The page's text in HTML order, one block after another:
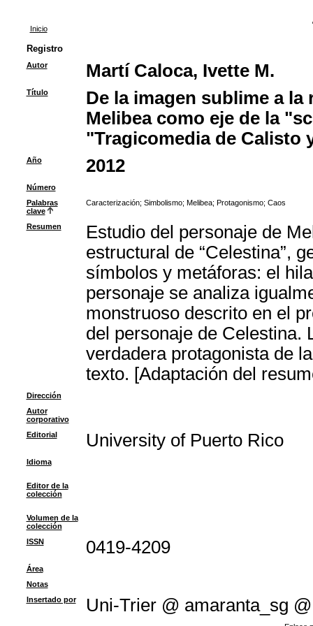
Inicio
Registro
Autor Martí Caloca, Ivette M.
Título
De la imagen sublime a
Melibea como eje de la
"Tragicomedia de Calisto
Año 2012
Número
Palabras
clave
Caracterización; Simbolismo; Melibea; Protagonismo; Caos
Resumen
Estudio del personaje de
estructural de “Celestina”,
símbolos y metáforas: el
personaje se analiza
monstruoso descrito en el
del personaje de Celestina.
verdadera protagonista de
texto. [Adaptación del
Dirección
Autor
corporativo
Editorial
University of Puerto Rico
Idioma
Editor de la
colección
Volumen de la
colección
ISSN
0419-4209
Área
Notas
Insertado por
Uni-Trier @ amaranta_sg @